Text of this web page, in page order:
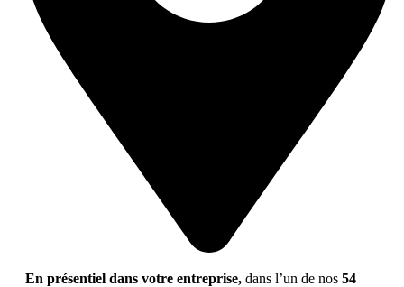
En présentiel dans votre entreprise, dans l’un de nos 54